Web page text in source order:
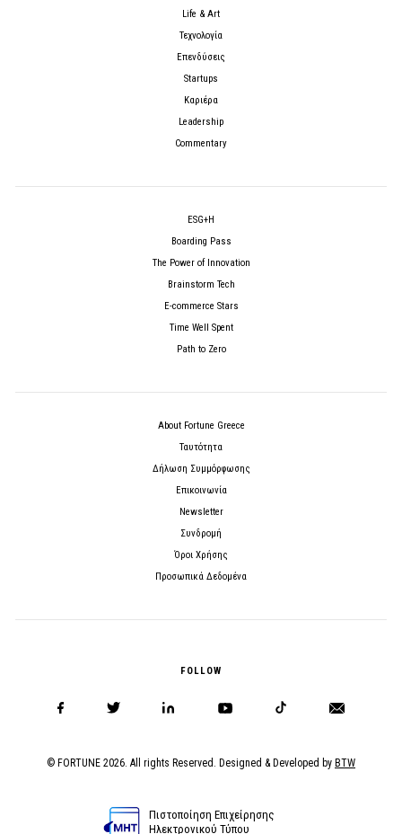
Life & Art
Τεχνολογία
Επενδύσεις
Startups
Καριέρα
Leadership
Commentary
ESG+H
Boarding Pass
The Power of Innovation
Brainstorm Tech
E-commerce Stars
Time Well Spent
Path to Zero
About Fortune Greece
Ταυτότητα
Δήλωση Συμμόρφωσης
Επικοινωνία
Newsletter
Συνδρομή
Όροι Χρήσης
Προσωπικά Δεδομένα
FOLLOW
© FORTUNE 2026. All rights Reserved. Designed & Developed by BTW
Πιστοποίηση Επιχείρησης
Ηλεκτρονικού Τύπου